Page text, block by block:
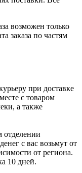
возможен только
заказа по частям
при доставке
с товаром
а также
отделении
с вас возьмут от
от региона.
10 дней.